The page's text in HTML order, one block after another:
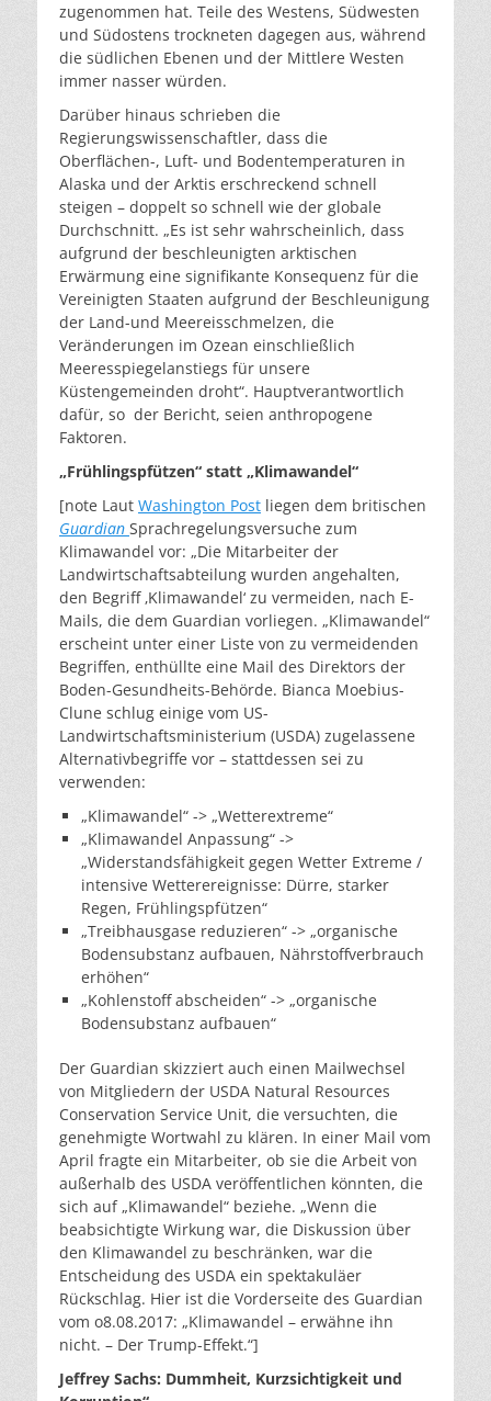
zugenommen hat. Teile des Westens, Südwesten
und Südostens trockneten dagegen aus, während
die südlichen Ebenen und der Mittlere Westen
immer nasser würden.
Darüber hinaus schrieben die
Regierungswissenschaftler, dass die
Oberflächen-, Luft- und Bodentemperaturen in
Alaska und der Arktis erschreckend schnell
steigen – doppelt so schnell wie der globale
Durchschnitt. „Es ist sehr wahrscheinlich, dass
aufgrund der beschleunigten arktischen
Erwärmung eine signifikante Konsequenz für die
Vereinigten Staaten aufgrund der Beschleunigung
der Land-und Meereisschmelzen, die
Veränderungen im Ozean einschließlich
Meeresspiegelanstiegs für unsere
Küstengemeinden droht“. Hauptverantwortlich
dafür, so der Bericht, seien anthropogene
Faktoren.
„Frühlingspfützen“ statt „Klimawandel“
[note Laut Washington Post liegen dem britischen
Guardian Sprachregelungsversuche zum
Klimawandel vor: „Die Mitarbeiter der
Landwirtschaftsabteilung wurden angehalten,
den Begriff ‚Klimawandel‘ zu vermeiden, nach E-
Mails, die dem Guardian vorliegen. „Klimawandel“
erscheint unter einer Liste von zu vermeidenden
Begriffen, enthüllte eine Mail des Direktors der
Boden-Gesundheits-Behörde. Bianca Moebius-
Clune schlug einige vom US-
Landwirtschaftsministerium (USDA) zugelassene
Alternativbegriffe vor – stattdessen sei zu
verwenden:
„Klimawandel“ -> „Wetterextreme“
„Klimawandel Anpassung“ ->
„Widerstandsfähigkeit gegen Wetter Extreme /
intensive Wetterereignisse: Dürre, starker
Regen, Frühlingspfützen“
„Treibhausgase reduzieren“ -> „organische
Bodensubstanz aufbauen, Nährstoffverbrauch
erhöhen“
„Kohlenstoff abscheiden“ -> „organische
Bodensubstanz aufbauen“
Der Guardian skizziert auch einen Mailwechsel
von Mitgliedern der USDA Natural Resources
Conservation Service Unit, die versuchten, die
genehmigte Wortwahl zu klären. In einer Mail vom
April fragte ein Mitarbeiter, ob sie die Arbeit von
außerhalb des USDA veröffentlichen könnten, die
sich auf „Klimawandel“ beziehe. „Wenn die
beabsichtigte Wirkung war, die Diskussion über
den Klimawandel zu beschränken, war die
Entscheidung des USDA ein spektakuläer
Rückschlag. Hier ist die Vorderseite des Guardian
vom o8.08.2017: „Klimawandel – erwähne ihn
nicht. – Der Trump-Effekt.“]
Jeffrey Sachs: Dummheit, Kurzsichtigkeit und